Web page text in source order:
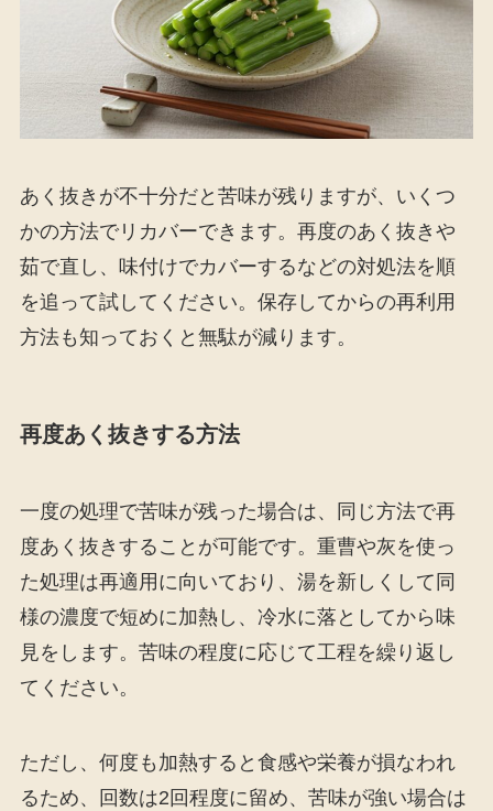
あく抜きが不十分だと苦味が残りますが、いくつ
かの方法でリカバーできます。再度のあく抜きや
茹で直し、味付けでカバーするなどの対処法を順
を追って試してください。保存してからの再利用
方法も知っておくと無駄が減ります。
再度あく抜きする方法
一度の処理で苦味が残った場合は、同じ方法で再
度あく抜きすることが可能です。重曹や灰を使っ
た処理は再適用に向いており、湯を新しくして同
様の濃度で短めに加熱し、冷水に落としてから味
見をします。苦味の程度に応じて工程を繰り返し
てください。
ただし、何度も加熱すると食感や栄養が損なわれ
るため、回数は2回程度に留め、苦味が強い場合は